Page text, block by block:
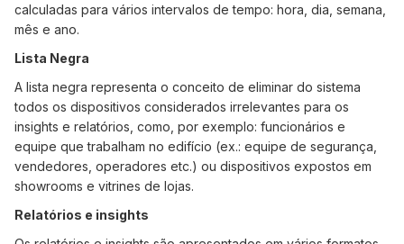
calculadas para vários intervalos de tempo: hora, dia, semana,
mês e ano.
Lista Negra
A lista negra representa o conceito de eliminar do sistema
todos os dispositivos considerados irrelevantes para os
insights e relatórios, como, por exemplo: funcionários e
equipe que trabalham no edifício (ex.: equipe de segurança,
vendedores, operadores etc.) ou dispositivos expostos em
showrooms e vitrines de lojas.
Relatórios e insights